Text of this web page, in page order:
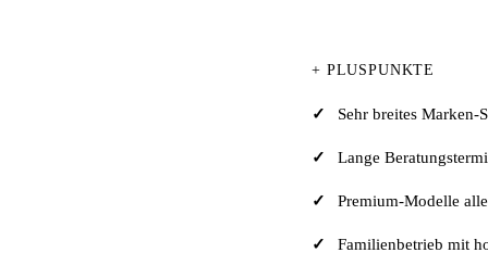
+ PLUSPUNKTE
Sehr breites Marken-
Lange
Premium-Modelle
Familienbetrieb mit